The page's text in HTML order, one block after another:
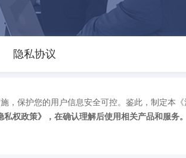
隐私协议
，保护您的用户信息安全可控。鉴此，制定本
权政策》，在确认理解后使用相关产品和服务。